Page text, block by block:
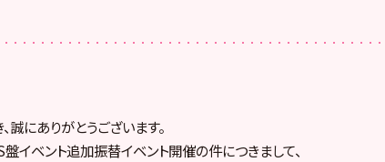
にありがとうございます。
イベント追加振替イベント開催の件につきまして、